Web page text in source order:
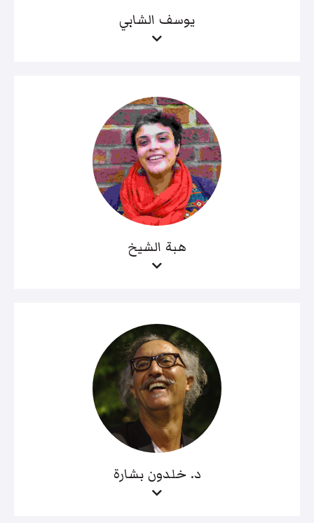
يوسف الشابي
هبة الشيخ
د. خلدون بشارة